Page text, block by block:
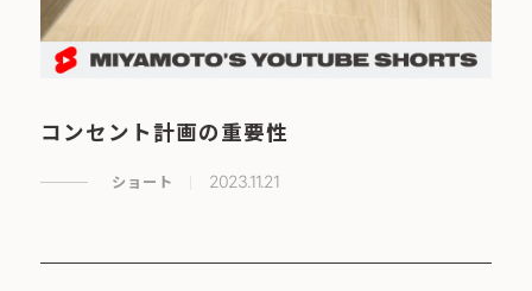
コンセント計画の重要性
ショート 2023.11.21